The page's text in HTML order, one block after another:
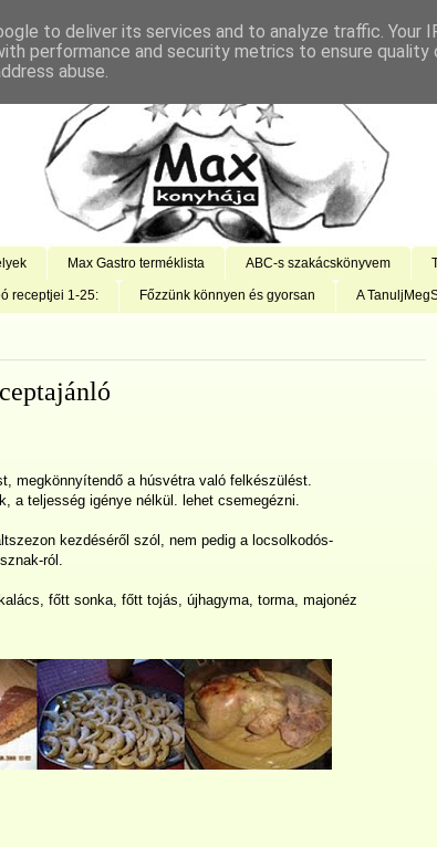
Max Gastro terméklista ABC-s szakácskönyvem
receptjei 1-25: Főzzünk könnyen és gyorsan A
megkönnyítendő a húsvétra való felkészülést.
a teljesség igénye nélkül. lehet csemegézni.
kezdéséről szól, nem pedig a locsolkodós-
ról.
főtt sonka, főtt tojás, újhagyma, torma, majonéz
to deliver its services and to analyze traffic. Your
performance and security metrics to ensure quality
abuse.